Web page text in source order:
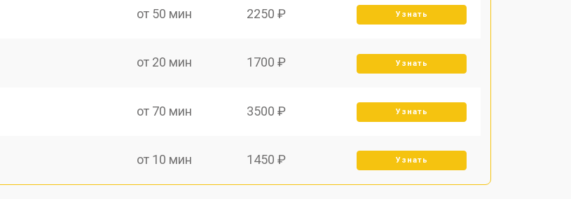
от 50 мин 2250 ₽ Узнать
от 20 мин 1700 ₽ Узнать
от 70 мин 3500 ₽ Узнать
от 10 мин 1450 ₽ Узнать